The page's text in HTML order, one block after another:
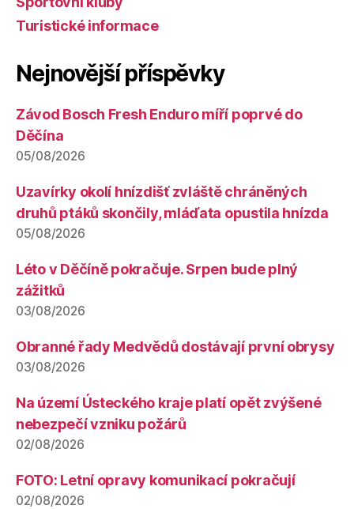
Turistické informace
Nejnovější příspěvky
Závod Bosch Fresh Enduro míří poprvé do
Děčína
05/08/2026
Uzavírky okolí hnízdišť zvláště chráněných
druhů ptáků skončily, mláďata opustila hnízda
05/08/2026
Léto v Děčíně pokračuje. Srpen bude plný
zážitků
03/08/2026
Obranné řady Medvědů dostávají první obrysy
03/08/2026
Na území Ústeckého kraje platí opět zvýšené
nebezpečí vzniku požárů
02/08/2026
FOTO: Letní opravy komunikací pokračují
02/08/2026